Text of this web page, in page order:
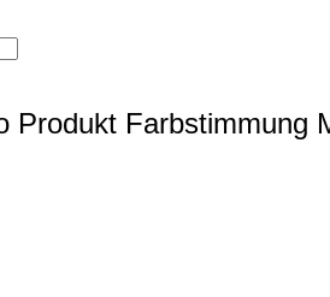
Produkt Farbstimmung